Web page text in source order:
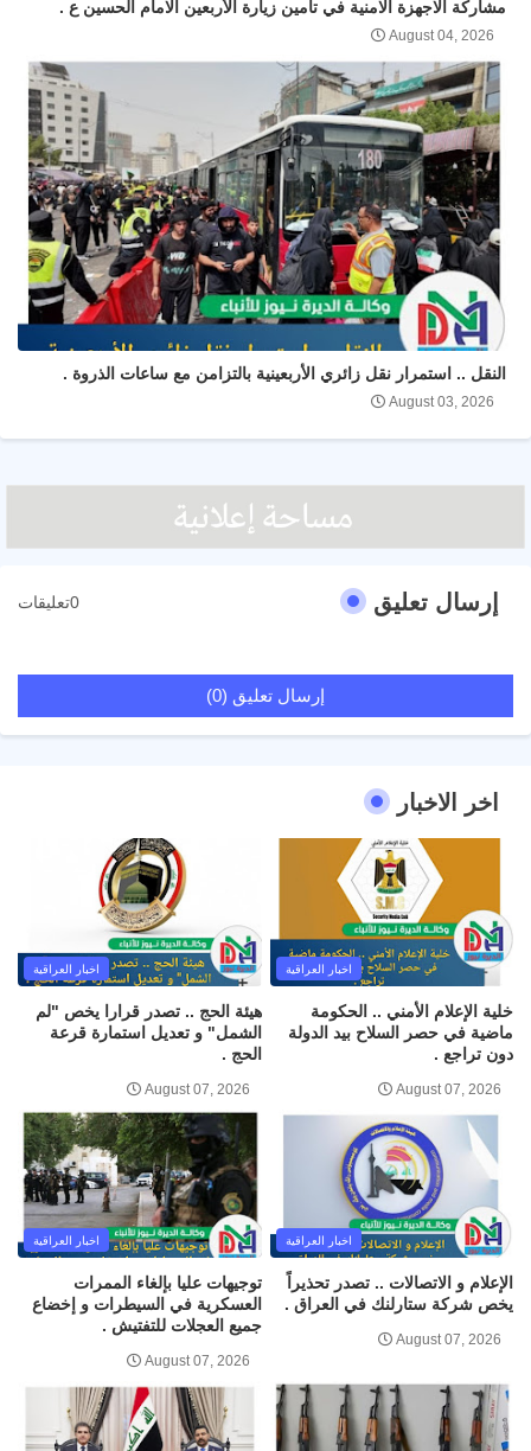
مشاركة الاجهزة الامنية في تأمين زيارة الأربعين الامام الحسين ع .
August 04, 2026
النقل .. استمرار نقل زائري الأربعينية بالتزامن مع ساعات الذروة .
August 03, 2026
إرسال تعليق 0تعليقات
إرسال تعليق (0)
اخر الاخبار
اخبار العراقية
خلية الإعلام الأمني .. الحكومة
ماضية في حصر السلاح بيد الدولة
دون تراجع .
August 07, 2026
اخبار العراقية
هيئة الحج .. تصدر قرارا يخص "لم
الشمل" و تعديل استمارة قرعة
الحج .
August 07, 2026
اخبار العراقية
الإعلام و الاتصالات .. تصدر تحذيراً
يخص شركة ستارلنك في العراق .
August 07, 2026
اخبار العراقية
توجيهات عليا بإلغاء الممرات
العسكرية في السيطرات و إخضاع
جميع العجلات للتفتيش .
August 07, 2026